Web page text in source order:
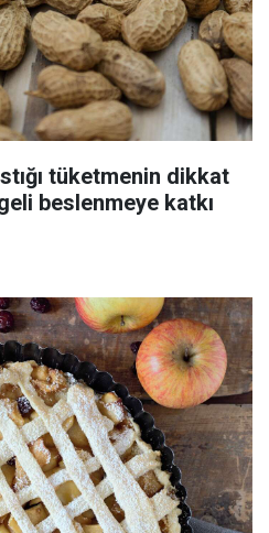
tüketmenin dikkat
beslenmeye katkı